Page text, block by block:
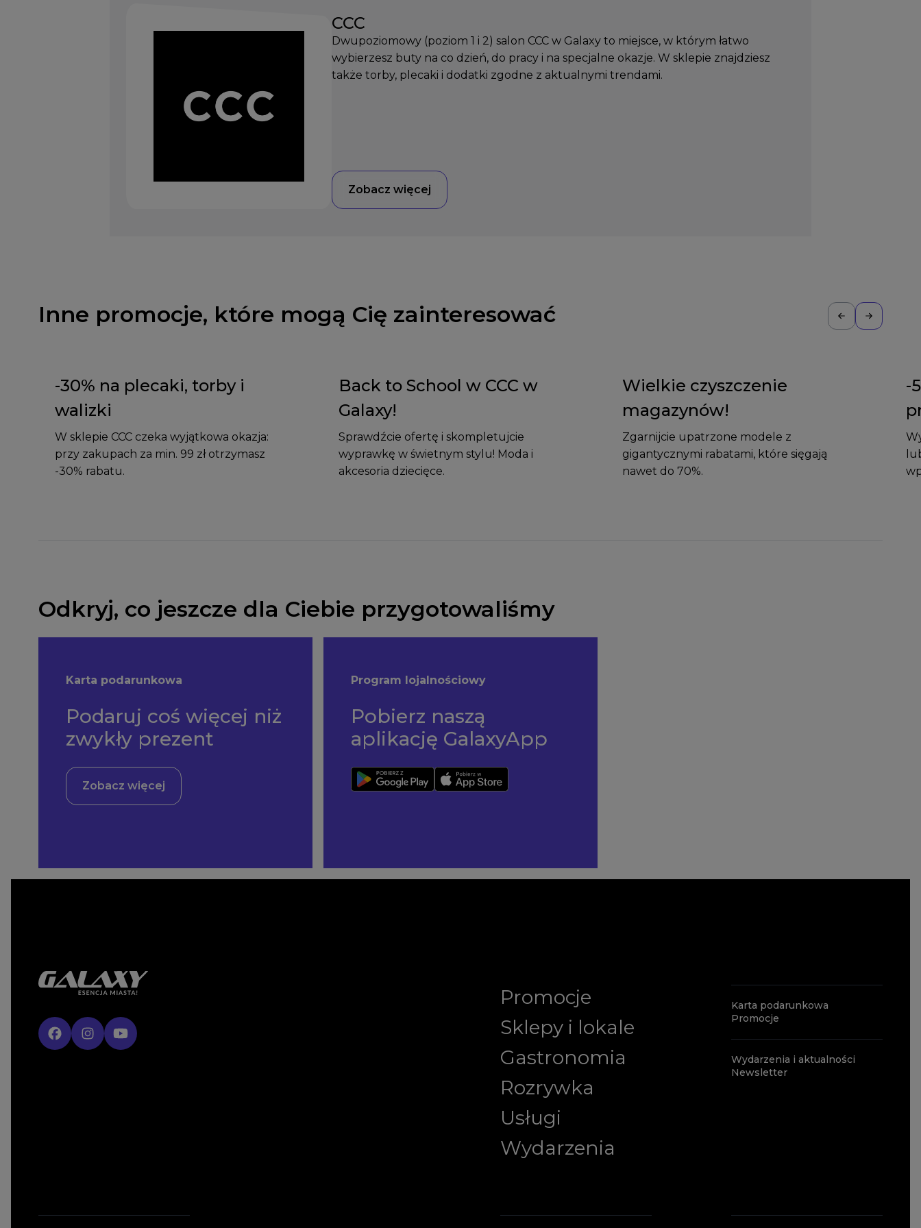
CCC
Dwupoziomowy (poziom 1 i 2) salon CCC w Galaxy to miejsce, w którym łatwo
wybierzesz buty na co dzień, do pracy i na specjalne okazje. W sklepie znajdziesz
także torby, plecaki i dodatki zgodne z aktualnymi trendami.
Zobacz więcej
Inne promocje, które mogą Cię zainteresować
-30% na plecaki, torby i
walizki
W sklepie CCC czeka wyjątkowa okazja:
przy zakupach za min. 99 zł otrzymasz
-30% rabatu.
Back to School w CCC w
Galaxy!
Sprawdźcie ofertę i skompletujcie
wyprawkę w świetnym stylu! Moda i
akcesoria dziecięce.
Wielkie czyszczenie
magazynów!
Zgarnijcie upatrzone modele z
gigantycznymi rabatami, które sięgają
nawet do 70%.
-
Odkryj, co jeszcze dla Ciebie przygotowaliśmy
Karta podarunkowa
Podaruj coś więcej niż
zwykły prezent
Zobacz więcej
Program lojalnościowy
Pobierz naszą
aplikację GalaxyApp
Promocje
Sklepy i lokale
Gastronomia
Rozrywka
Usługi
Wydarzenia
Karta podarunkowa
Promocje
Wydarzenia i aktualności
Newsletter